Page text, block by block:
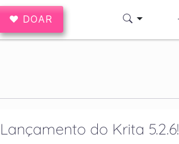
♥ DOAR
Lançamento do Krita 5.2.6!